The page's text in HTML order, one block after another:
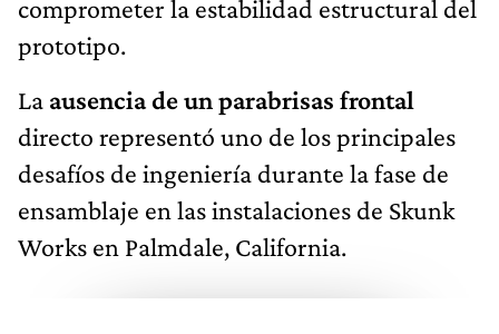
comprometer la estabilidad estructural del
prototipo.
La ausencia de un parabrisas frontal
directo representó uno de los principales
desafíos de ingeniería durante la fase de
ensamblaje en las instalaciones de Skunk
Works en Palmdale, California.